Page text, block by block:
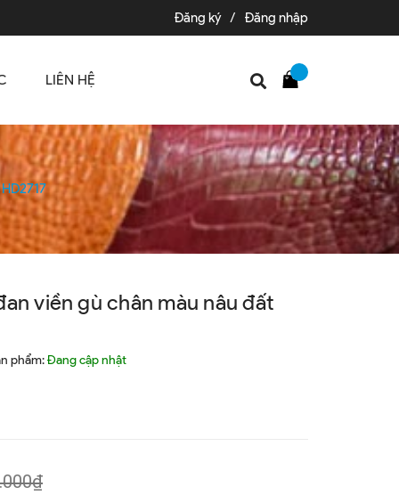
Đăng ký / Đăng nhập
LIÊN HỆ
viền gù chân màu nâu đất
phẩm:Đang cập nhật